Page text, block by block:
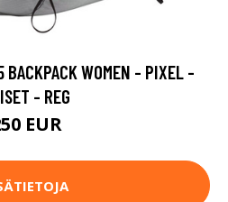
BACKPACK WOMEN - PIXEL -
- REG
EUR